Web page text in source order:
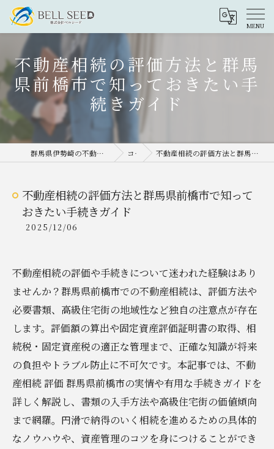
不動産相続の評価方法と群馬
県前橋市で知っておきたい手
続きガイド
群馬県伊勢崎の不動産売却なら株式会社ベルシード コラム 不動産相続の評価方法と群馬県前橋市で知っておきたい手続きガイド
不動産相続の評価方法と群馬県前橋市で知って
おきたい手続きガイド
2025/12/06
不動産相続の評価や手続きについて迷われた経験はあり
ませんか？群馬県前橋市での不動産相続は、評価方法や
必要書類、高級住宅街の地域性など独自の注意点が存在
します。評価額の算出や固定資産評価証明書の取得、相
続税・固定資産税の適正な管理まで、正確な知識が将来
の負担やトラブル防止に不可欠です。本記事では、不動
産相続 評価 群馬県前橋市の実情や有用な手続きガイドを
詳しく解説し、書類の入手方法や高級住宅街の価値傾向
まで網羅。円滑で納得のいく相続を進めるための具体的
なノウハウや、資産管理のコツを身につけることができ